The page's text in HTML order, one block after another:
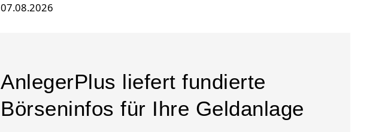
07.08.2026
AnlegerPlus liefert fundierte
Börseninfos für Ihre Geldanlage